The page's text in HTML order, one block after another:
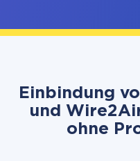
Einbindung
und
ohne